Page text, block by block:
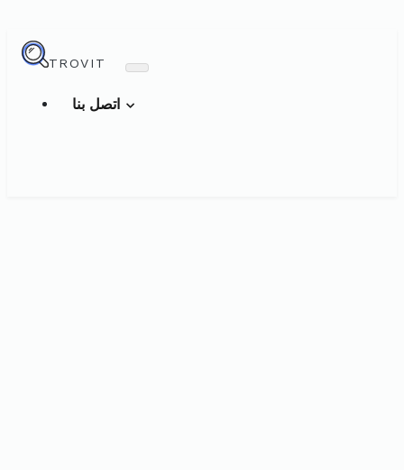
TROVIT